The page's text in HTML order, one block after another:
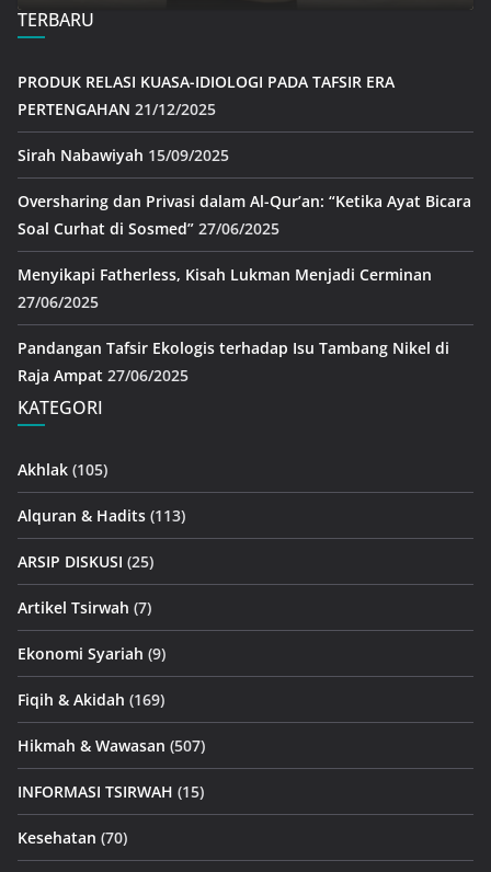
TERBARU
PRODUK RELASI KUASA-IDIOLOGI PADA TAFSIR ERA
PERTENGAHAN 21/12/2025
Sirah Nabawiyah 15/09/2025
Oversharing dan Privasi dalam Al-Qur’an: “Ketika Ayat Bicara
Soal Curhat di Sosmed” 27/06/2025
Menyikapi Fatherless, Kisah Lukman Menjadi Cerminan
27/06/2025
Pandangan Tafsir Ekologis terhadap Isu Tambang Nikel di
Raja Ampat 27/06/2025
KATEGORI
Akhlak (105)
Alquran & Hadits (113)
ARSIP DISKUSI (25)
Artikel Tsirwah (7)
Ekonomi Syariah (9)
Fiqih & Akidah (169)
Hikmah & Wawasan (507)
INFORMASI TSIRWAH (15)
Kesehatan (70)